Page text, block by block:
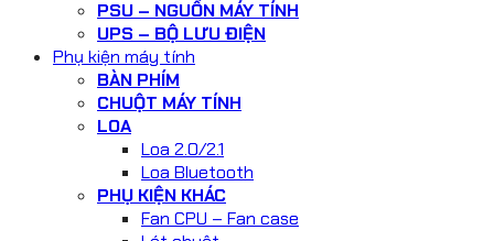
PSU – NGUỒN MÁY TÍNH
UPS – BỘ LƯU ĐIỆN
Phụ kiện máy tính
BÀN PHÍM
CHUỘT MÁY TÍNH
LOA
Loa 2.0/2.1
Loa Bluetooth
PHỤ KIỆN KHÁC
Fan CPU – Fan case